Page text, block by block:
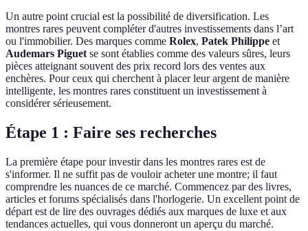
Un autre point crucial est la possibilité de diversification. Les
montres rares peuvent compléter d'autres investissements dans l’art
ou l'immobilier. Des marques comme Rolex, Patek Philippe et
Audemars Piguet se sont établies comme des valeurs sûres, leurs
pièces atteignant souvent des prix record lors des ventes aux
enchères. Pour ceux qui cherchent à placer leur argent de manière
intelligente, les montres rares constituent un investissement à
considérer sérieusement.
Étape 1 : Faire ses recherches
La première étape pour investir dans les montres rares est de
s'informer. Il ne suffit pas de vouloir acheter une montre; il faut
comprendre les nuances de ce marché. Commencez par des livres,
articles et forums spécialisés dans l'horlogerie. Un excellent point de
départ est de lire des ouvrages dédiés aux marques de luxe et aux
tendances actuelles, qui vous donneront un aperçu du marché.